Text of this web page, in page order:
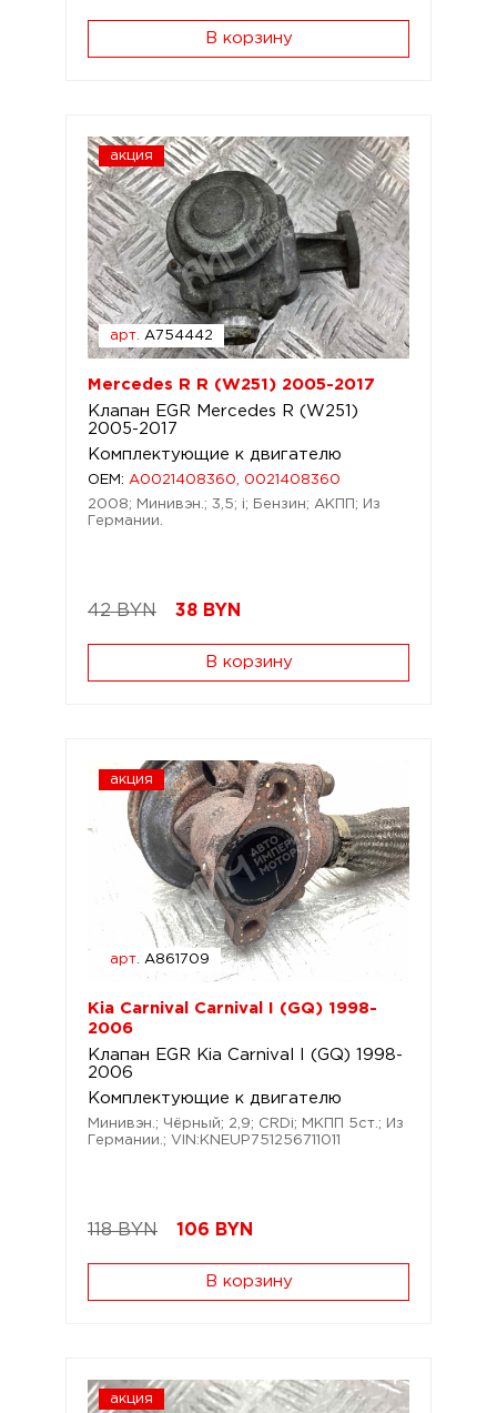
В корзину
акция
арт. A754442
Mercedes R R (W251) 2005-2017
Клапан EGR Mercedes R (W251)
2005-2017
Комплектующие к двигателю
OEM: A0021408360, 0021408360
2008; Минивэн.; 3,5; i; Бензин; АКПП; Из
Германии.
42 BYN 38 BYN
В корзину
акция
арт. A861709
Kia Carnival Carnival I (GQ) 1998-
2006
Клапан EGR Kia Carnival I (GQ) 1998-
2006
Комплектующие к двигателю
Минивэн.; Чёрный; 2,9; CRDi; МКПП 5ст.; Из
Германии.; VIN:KNEUP751256711011
118 BYN 106 BYN
В корзину
акция